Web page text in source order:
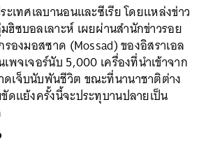
ะเทศเลบานอนและซีเรีย โดยแหล่งข่าว
ฮิซบอลเลาะห์ เผยผ่านสำนักข่าวรอย
รองมอสซาด (Mossad) ของอิสราเอล
พจเจอร์นับ 5,000 เครื่องที่นำเข้าจาก
เจ็บนับพันชีวิต ขณะที่นานาชาติต่าง
ดแย้งครั้งนี้จะประทุบานปลายเป็น